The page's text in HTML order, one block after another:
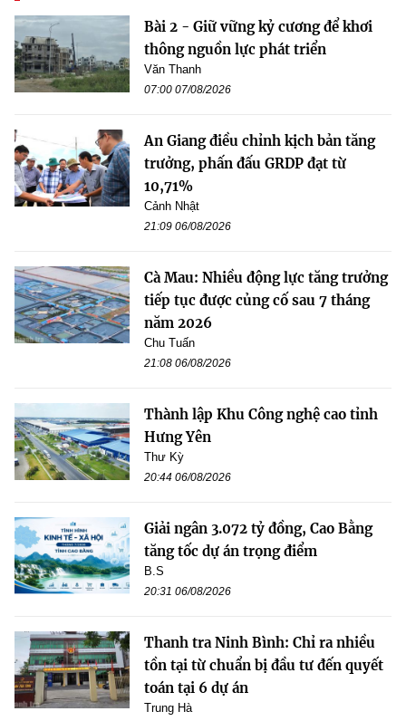
Bài 2 - Giữ vững kỷ cương để khơi
thông nguồn lực phát triển
Văn Thanh
07:00 07/08/2026
An Giang điều chỉnh kịch bản tăng
trưởng, phấn đấu GRDP đạt từ
10,71%
Cảnh Nhật
21:09 06/08/2026
Cà Mau: Nhiều động lực tăng trưởng
tiếp tục được củng cố sau 7 tháng
năm 2026
Chu Tuấn
21:08 06/08/2026
Thành lập Khu Công nghệ cao tỉnh
Hưng Yên
Thư Kỳ
20:44 06/08/2026
Giải ngân 3.072 tỷ đồng, Cao Bằng
tăng tốc dự án trọng điểm
B.S
20:31 06/08/2026
Thanh tra Ninh Bình: Chỉ ra nhiều
tồn tại từ chuẩn bị đầu tư đến quyết
toán tại 6 dự án
Trung Hà